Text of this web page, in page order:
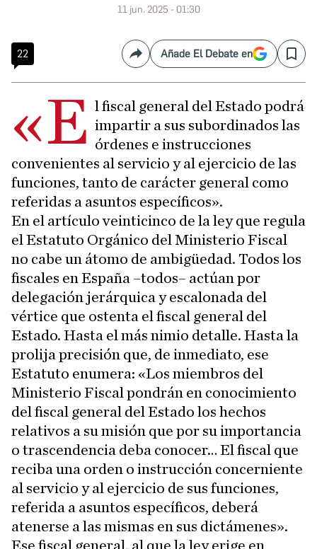
11 jun. 2025 - 01:30
22 CompartirAñade El Debate en Save
«E l fiscal general del Estado podrá
impartir a sus subordinados las
órdenes e instrucciones
convenientes al servicio y al ejercicio de las
funciones, tanto de carácter general como
referidas a asuntos específicos».
En el artículo veinticinco de la ley que regula
el Estatuto Orgánico del Ministerio Fiscal
no cabe un átomo de ambigüedad. Todos los
fiscales en España –todos– actúan por
delegación jerárquica y escalonada del
vértice que ostenta el fiscal general del
Estado. Hasta el más nimio detalle. Hasta la
prolija precisión que, de inmediato, ese
Estatuto enumera: «Los miembros del
Ministerio Fiscal pondrán en conocimiento
del fiscal general del Estado los hechos
relativos a su misión que por su importancia
o trascendencia deba conocer… El fiscal que
reciba una orden o instrucción concerniente
al servicio y al ejercicio de sus funciones,
referida a asuntos específicos, deberá
atenerse a las mismas en sus dictámenes».
Ese fiscal general, al que la ley erige en